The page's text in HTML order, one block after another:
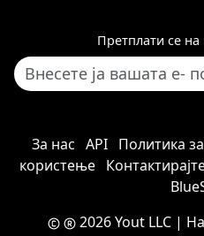
Претплати се
За нас API Политика
користење
2026 Yout LLC |